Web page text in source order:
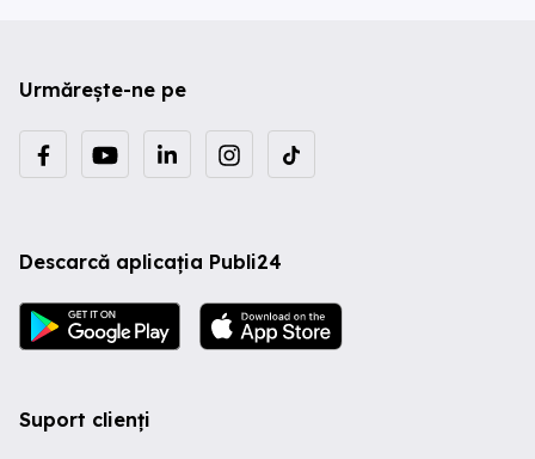
Urmărește-ne pe
Descarcă aplicația Publi24
Suport clienți